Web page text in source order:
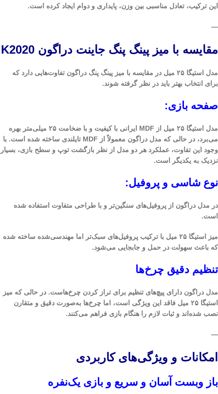
این ترکیب، تعادل مناسبی بین وزن، پایداری و دوام ایجاد کرده است.
—
مقایسه با میز پینگ پنگ جاینت دراگون K2020
مدل استیگا ۲۵ میل در مقایسه با میز پینگ پنگ دراگون تفاوت‌هایی دارد که
برای انتخاب بهتر باید در نظر گرفته شوند.
صفحه بازی:
مدل استیگا ۲۵ میل از MDF ایرانی
با کیفیت و با ضخامت ۲۵ میلی‌متر بهره
می‌برد، در حالی که مدل دراگون معمولاً از MDF تایلندی ساخته شده است. با
وجود این تفاوت، عملکرد هر دو مدل از نظر بازگشت توپ و سطح بازی، بسیار
نزدیک به یکدیگر است.
نوع شاسی و پروفیل:
در مدل دراگون از پروفیل‌های سنگین‌تر و با طراحی متفاوت استفاده شده
است.
میز استیگا ۲۵ میل با ترکیب پروفیل‌های سبک‌تر اما مهندسی‌شده ساخته شده
که باعث سهولت در حمل و جابجایی می‌شود.
تنظیم دقیق چرخ‌ها
مدل دراگون دارای پیچ‌های تنظیم برای تراز کردن چرخ‌هاست. در حالی که میز
استیگا ۲۵ میل فاقد این ویژگی است، اما چرخ‌ها به‌صورت دقیق و متقارن
نصب شده‌اند و ثبات لازم را هنگام بازی فراهم می‌کنند.
—
امکانات و ویژگی‌های کاربردی
باز وبست آسان و سریع و بازی یک‌نفره